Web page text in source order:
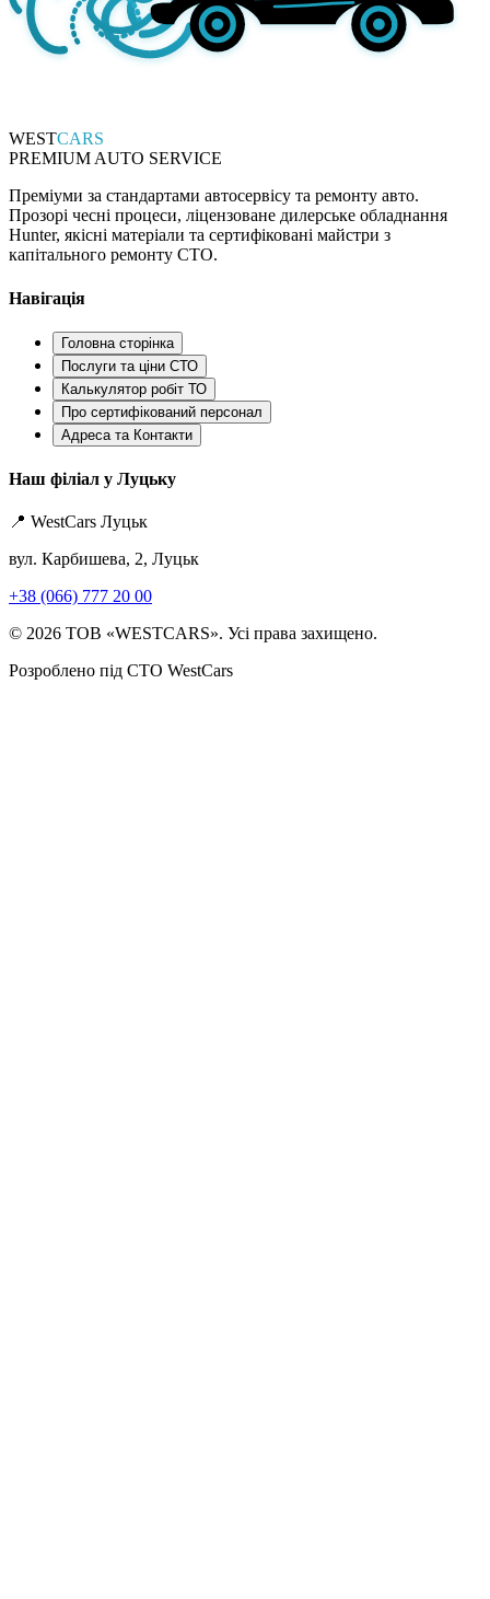
WESTCARS
PREMIUM AUTO SERVICE
Преміуми за стандартами автосервісу та ремонту авто.
Прозорі чесні процеси, ліцензоване дилерське обладнання
Hunter, якісні матеріали та сертифіковані майстри з
капітального ремонту СТО.
Навігація
Головна сторінка
Послуги та ціни СТО
Калькулятор робіт ТО
Про сертифікований персонал
Адреса та Контакти
Наш філіал у Луцьку
📍 WestCars Луцьк
вул. Карбишева, 2, Луцьк
+38 (066) 777 20 00
© 2026 ТОВ «WESTCARS». Усі права захищено.
Розроблено під СТО WestCars